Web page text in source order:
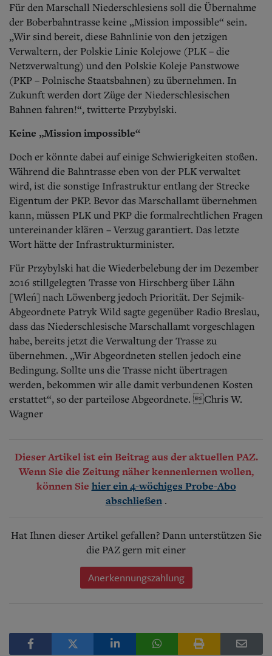
Für den Marschall Niederschlesiens soll die Übernahme
der Boberbahntrasse keine „Mission impossible“ sein.
„Wir sind bereit, diese Bahnlinie von den jetzigen
Verwaltern, der Polskie Linie Kolejowe (PLK – die
Netzverwaltung) und den Polskie Koleje Panstwowe
(PKP – Polnische Staatsbahnen) zu übernehmen. In
Zukunft werden dort Züge der Niederschlesischen
Bahnen fahren!“, twitterte Przybylski.
Keine „Mission impossible“
Doch er könnte dabei auf einige Schwierigkeiten stoßen.
Während die Bahntrasse eben von der PLK verwaltet
wird, ist die sonstige Infrastruktur entlang der Strecke
Eigentum der PKP. Bevor das Marschallamt übernehmen
kann, müssen PLK und PKP die formalrechtlichen Fragen
untereinander klären – Verzug garantiert. Das letzte
Wort hätte der Infrastrukturminister.
Für Przybylski hat die Wiederbelebung der im Dezember
2016 stillgelegten Trasse von Hirschberg über Lähn
[Wleń] nach Löwenberg jedoch Priorität. Der Sejmik-
Abgeordnete Patryk Wild sagte gegenüber Radio Breslau,
dass das Niederschlesische Marschallamt vorgeschlagen
habe, bereits jetzt die Verwaltung der Trasse zu
übernehmen. „Wir Abgeordneten stellen jedoch eine
Bedingung. Sollte uns die Trasse nicht übertragen
werden, bekommen wir alle damit verbundenen Kosten
erstattet“, so der parteilose Abgeordnete. Chris W.
Wagner
Dieser Artikel ist ein Beitrag aus der aktuellen PAZ.
Wenn Sie die Zeitung näher kennenlernen wollen,
können Sie hier ein 4-wöchiges Probe-Abo
abschließen .
Hat Ihnen dieser Artikel gefallen? Dann unterstützen Sie
die PAZ gern mit einer
Anerkennungszahlung